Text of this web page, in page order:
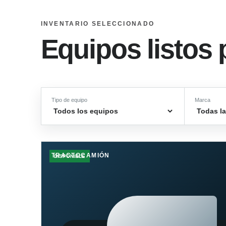
INVENTARIO SELECCIONADO
Equipos listos
Tipo de equipo Marca
DISPONIBLE
TRACTOCAMIÓN